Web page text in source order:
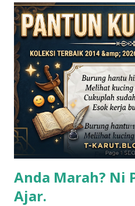
tetap stabil atau bahkan
menghisap zakar selama 5
KALORI. 3. Menghisap
Penghasilan Hormon
Hormon inilah yang
lemah otot dan INSOMNIA.
muda? Jika begitu, jangan
menghisap zakar. Dengan
30 otot w...
Anda Marah? Ni
Ajar.